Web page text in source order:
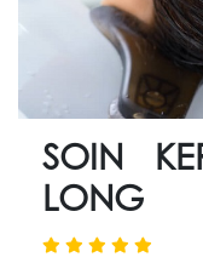
SOIN
LONG